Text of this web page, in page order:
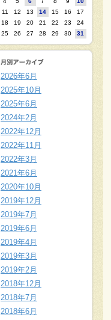
11
12 13 14 15 16
17
18
19 20 21 22 23
24
25
26 27 28 29 30 31
2026年6月
2025年10月
2025年6月
2024年2月
2022年12月
2022年11月
2022年3月
2021年6月
2020年10月
2019年12月
2019年7月
2019年6月
2019年4月
2019年3月
2019年2月
2018年12月
2018年7月
2018年6月